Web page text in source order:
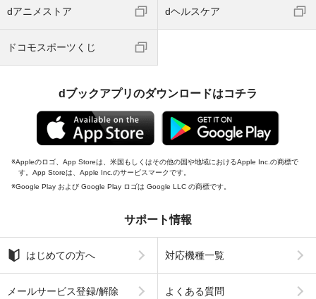
dアニメストア dヘルスケア
ドコモスポーツくじ
dブックアプリのダウンロードはコチラ
Appleのロゴ、App Storeは、米国もしくはその他の国や地域におけるApple Inc.の商標で
す。App Storeは、Apple Inc.のサービスマークです。
Google Play および Google Play ロゴは Google LLC の商標です。
サポート情報
はじめての方へ 対応機種一覧
メールサービス登録/解除 よくある質問